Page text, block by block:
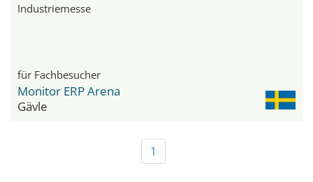
Industriemesse
für Fachbesucher
Monitor ERP Arena
Gävle
1